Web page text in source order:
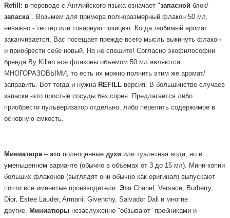
Refill: в переводе с Английского языка означает "запасной блок/
запаска". Возьмем для примера полноразмерный флакон 50 мл,
неважно - тестер или товарную позицию. Когда любимый аромат
заканчивается, Вас посещает прежде всего мысль выкинуть флакон
и приобрести себе новый. Но не спешите! Согласно экофилософии
бренда By Kilian все флаконы объемом 50 мл являются
МНОГОРАЗОВЫМИ, то есть их можно полнить этим же аромат/
заправить. Вот тогда и нужна REFILL версия. В большинстве случаев
запаски -это простые сосуды без спрея. Предлагается либо
приобрести пульверизатор отдельно, либо перелить содержимое в
основную емкость.
Миниатюра – это полноценные духи или туалетная вода, но в
уменьшенном варианте (обычно в объемах от 3 до 15 мл). Мини-копии
больших флаконов (выглядят они обычно как оригинал) выпускают
почти все именитые производители. Это Chanel, Versace, Burberry,
Dior, Estee Lauder, Armani, Givenchy, Salvador Dali и многие
другие. Миниатюры незаслуженно "обзывают” пробниками и